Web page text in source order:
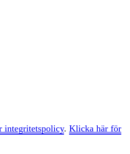
integritetspolicy. Klicka här för